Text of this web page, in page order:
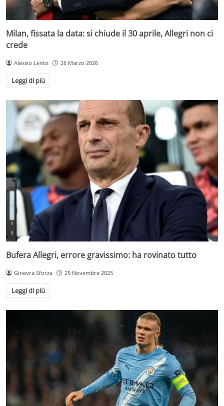
Milan, fissata la data: si chiude il 30 aprile, Allegri non ci
crede
Alessio Lento 26 Marzo 2026
Leggi di più
Bufera Allegri, errore gravissimo: ha rovinato tutto
Ginevra Sforza 25 Novembre 2025
Leggi di più